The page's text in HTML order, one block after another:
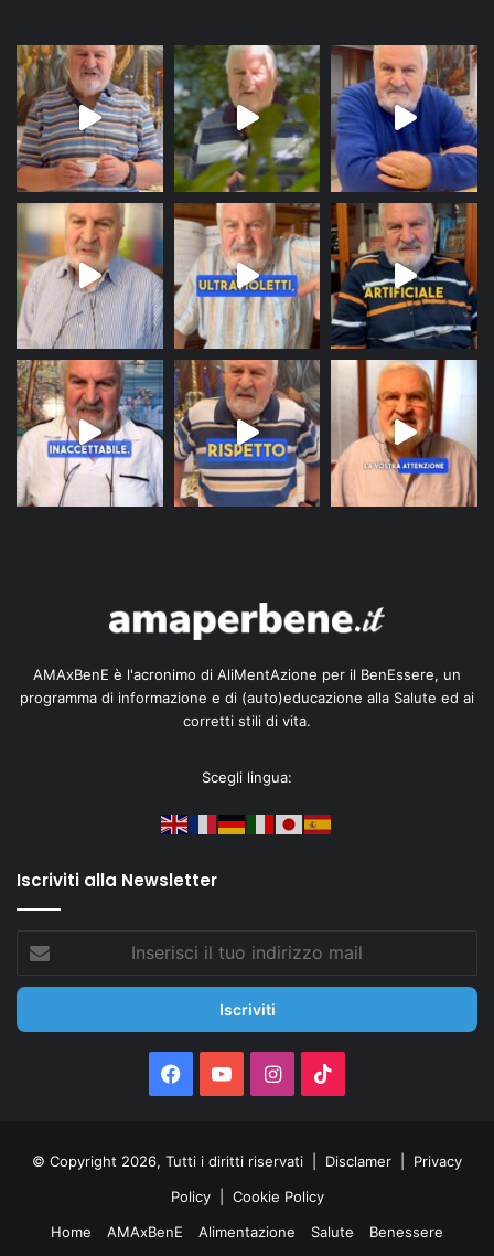
AMAxBenE è l'acronimo di AliMentAzione per il BenEssere, un
programma di informazione e di (auto)educazione alla Salute ed ai
corretti stili di vita.
Scegli lingua:
Iscriviti alla Newsletter
tuo
mail
Facebook
You Instagram
© Copyright 2026, Tutti i diritti riservati | Disclamer
Privacy
Policy
Cookie Policy
Home
AMAxBenE Alimentazione Salute Benessere